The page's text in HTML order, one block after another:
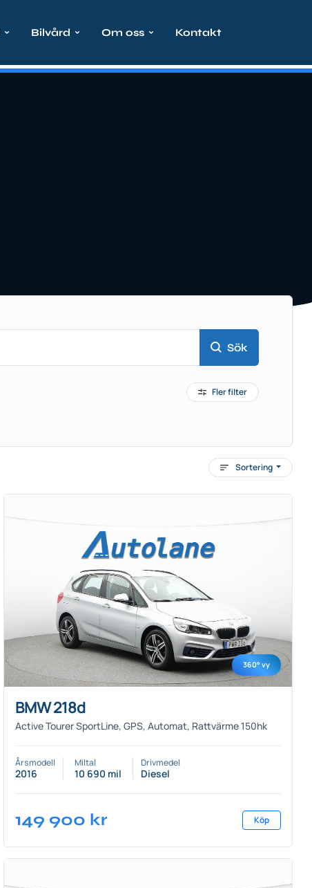
Bilvård Om oss Kontakt
Sök
Fler filter
Sortering
360° vy
BMW 218d
Active Tourer SportLine, GPS, Automat, Rattvärme 150hk
Årsmodell
2016
Miltal
10 690 mil
Drivmedel
Diesel
149 900 kr Köp